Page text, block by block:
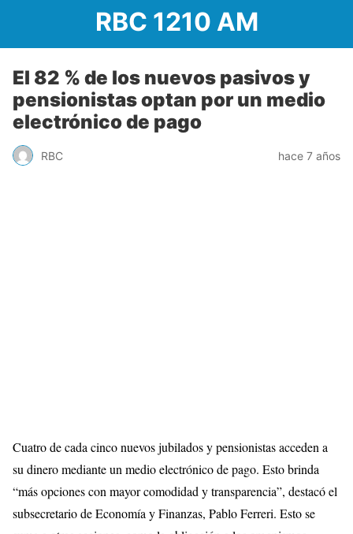
RBC 1210 AM
El 82 % de los nuevos pasivos y
pensionistas optan por un medio
electrónico de pago
RBC hace 7 años
Cuatro de cada cinco nuevos jubilados y pensionistas acceden a
su dinero mediante un medio electrónico de pago. Esto brinda
“más opciones con mayor comodidad y transparencia”, destacó el
subsecretario de Economía y Finanzas, Pablo Ferreri. Esto se